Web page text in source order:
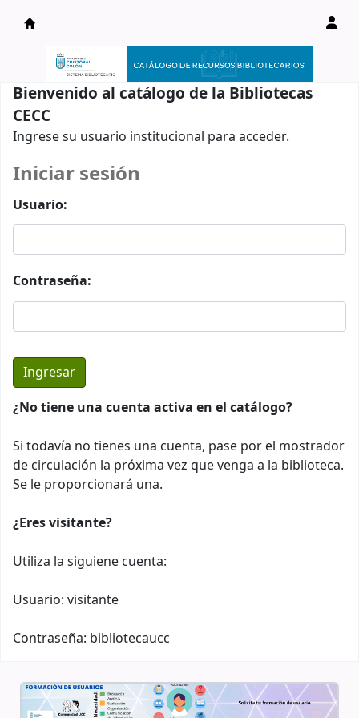
Catálogo en línea
Bienvenido al catálogo de la Bibliotecas
CECC
Ingrese su usuario institucional para acceder.
Iniciar sesión
Usuario:
Contraseña:
¿No tiene una cuenta activa en el catálogo?
Si todavía no tienes una cuenta, pase por el mostrador
de circulación la próxima vez que venga a la biblioteca.
Se le proporcionará una.
¿Eres visitante?
Utiliza la siguiene cuenta:
Usuario: visitante
Contraseña: bibliotecaucc